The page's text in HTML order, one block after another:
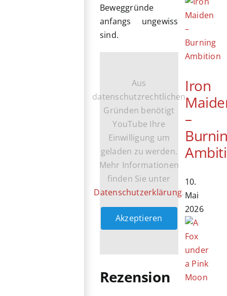
Beweggründe
anfangs ungewiss
sind.
Aus
datenschutzrechtlichen
Gründen benötigt
YouTube Ihre
Einwilligung um
geladen zu werden.
Mehr Informationen
finden Sie unter
Datenschutzerklärung.
Akzeptieren
Rezension
Iron
–
10.
Mai
2026